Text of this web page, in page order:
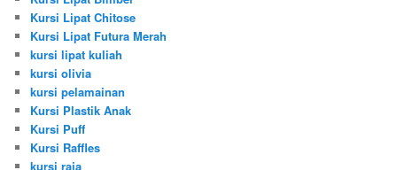
Kursi Lipat Chitose
Kursi Lipat Futura Merah
kursi lipat kuliah
kursi olivia
kursi pelamainan
Kursi Plastik Anak
Kursi Puff
Kursi Raffles
kursi raja